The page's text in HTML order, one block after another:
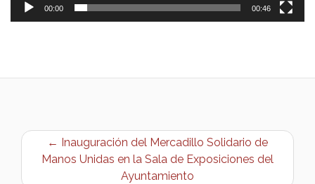
00:00 00:46
← Inauguración del Mercadillo Solidario de
Manos Unidas en la Sala de Exposiciones del
Ayuntamiento